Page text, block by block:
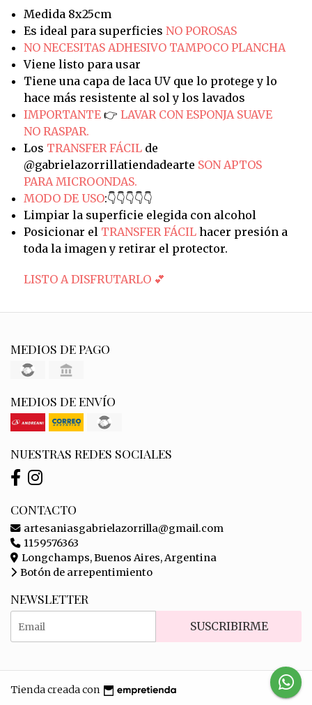
Medida 8x25cm
Es ideal para superficies NO POROSAS
NO NECESITAS ADHESIVO TAMPOCO PLANCHA
Viene listo para usar
Tiene una capa de laca UV que lo protege y lo
hace más resistente al sol y los lavados
IMPORTANTE 👉 LAVAR CON ESPONJA SUAVE
NO RASPAR.
Los TRANSFER FÁCILde
@gabrielazorrillatiendadearte SON APTOS
PARA MICROONDAS.
MODO DE USO:👇👇👇👇👇
Limpiar la superficie elegida con alcohol
Posicionar el TRANSFER FÁCILhacer presión a
toda la imagen y retirar el protector.
LISTO A DISFRUTARLO 💕
MEDIOS DE PAGO
MEDIOS DE ENVÍO
NUESTRAS REDES SOCIALES
CONTACTO
artesaniasgabrielazorrilla@gmail.com
1159576363
Longchamps, Buenos Aires, Argentina
Botón de arrepentimiento
NEWSLETTER
SUSCRIBIRME
Tienda creada con